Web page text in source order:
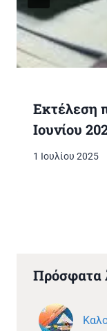
Εκτέλεση
Ιουνίου
1 Ιουλίου 2025
Πρόσφατα